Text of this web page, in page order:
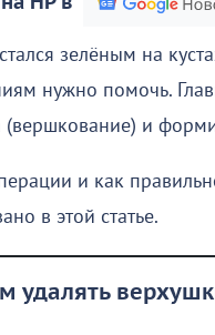
зелёным на
нужно помочь.
(вершкование) и
и как
в этой статье.
удалять